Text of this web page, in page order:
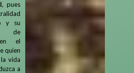
, pues
y su
de
en el
quien
vida
a